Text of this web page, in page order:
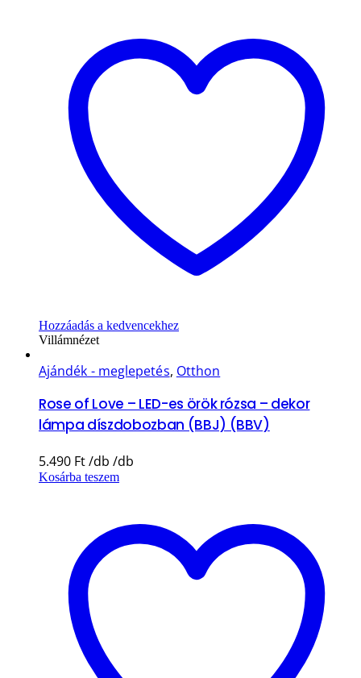
Hozzáadás a kedvencekhez
Villámnézet
Ajándék - meglepetés, Otthon
Rose of Love – LED-es örök rózsa – dekor
lámpa díszdobozban (BBJ) (BBV)
5.490 Ft
Kosárba teszem